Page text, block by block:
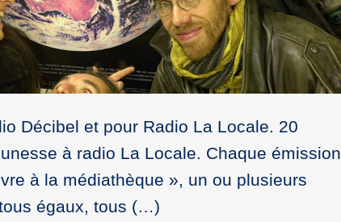
Décibel et pour Radio La Locale. 20
à radio La Locale. Chaque émission
à la médiathèque », un ou plusieurs
égaux, tous (…)